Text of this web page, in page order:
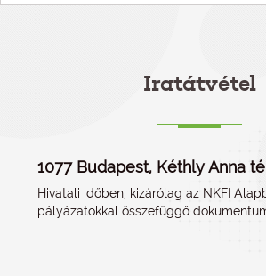
Iratátvétel
1077 Budapest, Kéthly Anna
Hivatali időben, kizárólag az NKFI
pályázatokkal összefüggő